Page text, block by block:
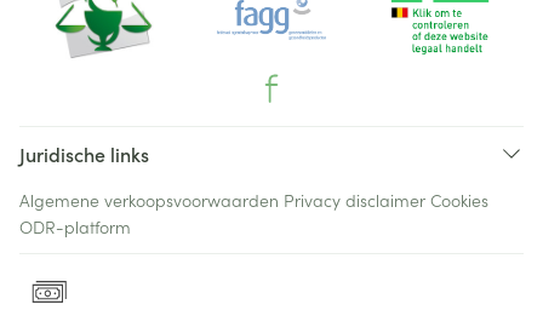
Juridische links
Algemene verkoopsvoorwaarden Privacy disclaimer Cookies
ODR-platform